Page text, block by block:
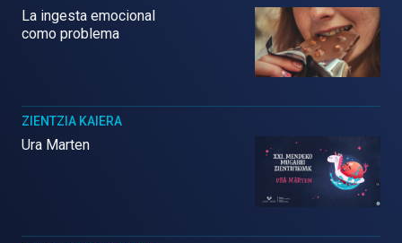
La ingesta emocional
como problema
ZIENTZIA KAIERA
Ura Marten